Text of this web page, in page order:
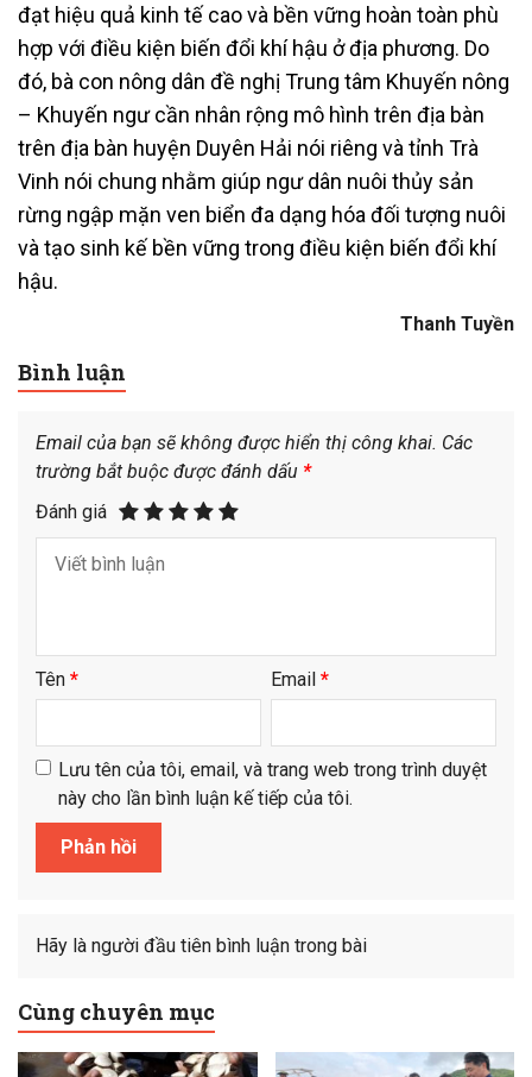
đạt hiệu quả kinh tế cao và bền vững hoàn toàn phù
hợp với điều kiện biến đổi khí hậu ở địa phương. Do
đó, bà con nông dân đề nghị Trung tâm Khuyến nông
– Khuyến ngư cần nhân rộng mô hình trên địa bàn
trên địa bàn huyện Duyên Hải nói riêng và tỉnh Trà
Vinh nói chung nhằm giúp ngư dân nuôi thủy sản
rừng ngập mặn ven biển đa dạng hóa đối tượng nuôi
và tạo sinh kế bền vững trong điều kiện biến đổi khí
hậu.
Thanh Tuyền
Bình luận
Email của bạn sẽ không được hiển thị công khai. Các
trường bắt buộc được đánh dấu *
Đánh giá
Tên * Email *
Lưu tên của tôi, email, và trang web trong trình duyệt
này cho lần bình luận kế tiếp của tôi.
Hãy là người đầu tiên bình luận trong bài
Cùng chuyên mục